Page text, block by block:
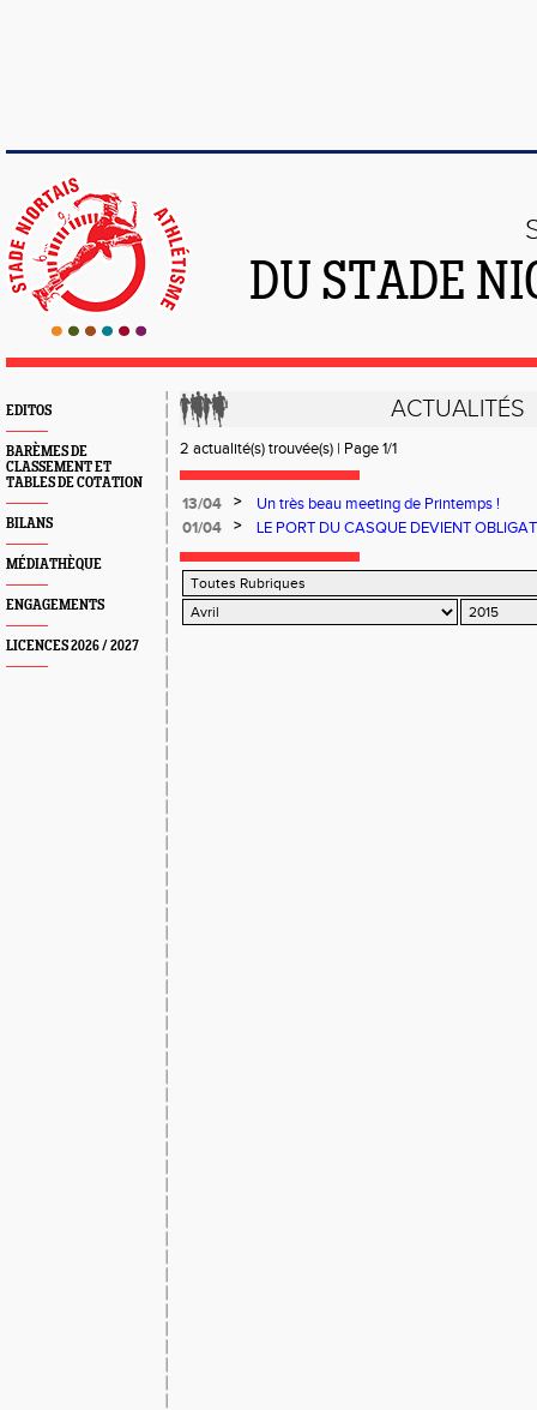
DU STADE
EDITOS
BARÈMES DE
CLASSEMENT ET
TABLES DE COTATION
BILANS
MÉDIATHÈQUE
ENGAGEMENTS
LICENCES 2026 / 2027
ACTUALITÉS
2 actualité(s) trouvée(s) | Page 1/1
13/04 >
Un très beau meeting de Printemps !
01/04
>
LE PORT DU CASQUE DEVIENT